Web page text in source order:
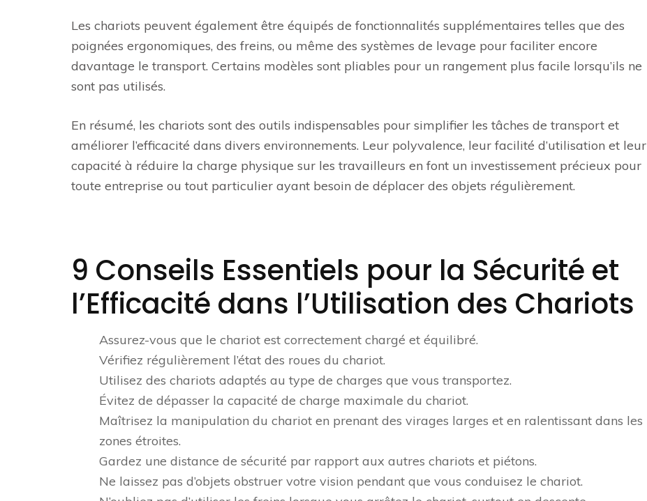
Les chariots peuvent également être équipés de fonctionnalités supplémentaires telles que des
poignées ergonomiques, des freins, ou même des systèmes de levage pour faciliter encore
davantage le transport. Certains modèles sont pliables pour un rangement plus facile lorsqu’ils ne
sont pas utilisés.
En résumé, les chariots sont des outils indispensables pour simplifier les tâches de transport et
améliorer l’efficacité dans divers environnements. Leur polyvalence, leur facilité d’utilisation et leur
capacité à réduire la charge physique sur les travailleurs en font un investissement précieux pour
toute entreprise ou tout particulier ayant besoin de déplacer des objets régulièrement.
9 Conseils Essentiels pour la Sécurité et
l’Efficacité dans l’Utilisation des Chariots
Assurez-vous que le chariot est correctement chargé et équilibré.
Vérifiez régulièrement l’état des roues du chariot.
Utilisez des chariots adaptés au type de charges que vous transportez.
Évitez de dépasser la capacité de charge maximale du chariot.
Maîtrisez la manipulation du chariot en prenant des virages larges et en ralentissant dans les
zones étroites.
Gardez une distance de sécurité par rapport aux autres chariots et piétons.
Ne laissez pas d’objets obstruer votre vision pendant que vous conduisez le chariot.